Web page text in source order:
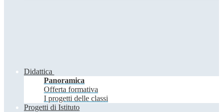
Didattica
Panoramica
Offerta formativa
I progetti delle classi
Progetti di Istituto